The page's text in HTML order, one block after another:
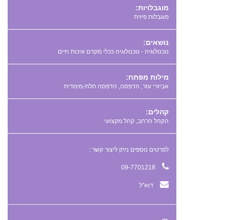
מוגבלויות:
מוגבלות פיזית
נושאים:
טכנולוגיה - טכנולוגיה ככלי מקדם איכות חיים
מילות מפתח:
,
,
קהלים:
הקהל הרחב, קהל מקצועי
לפרטים נוספים ניתן ליצור קשר :
דוא"ל